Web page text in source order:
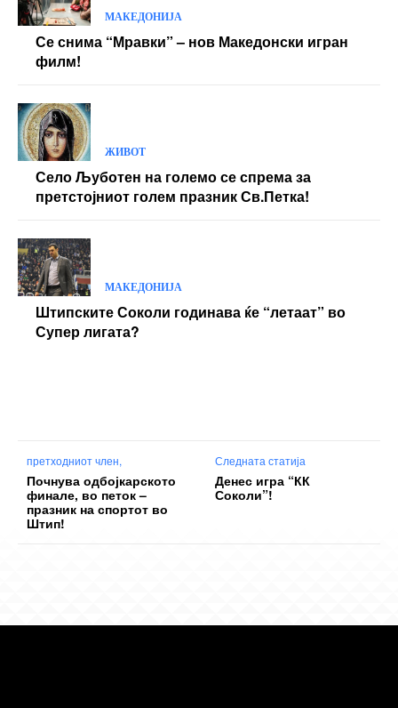
МАКЕДОНИЈА
Се снима “Мравки” – нов Македонски игран
филм!
ЖИВОТ
Село Љуботен на големо се спрема за
претстојниот голем празник Св.Петка!
МАКЕДОНИЈА
Штипските Соколи годинава ќе “летаат” во
Супер лигата?
претходниот член,
Почнува одбојкарското
финале, во петок –
празник на спортот во
Штип!
Следната статија
Денес игра “КК
Соколи”!